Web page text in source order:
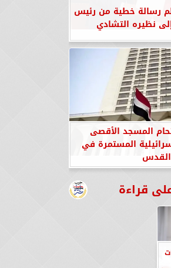
رسالة خطية من رئيس
نظيره التشادي
المسجد الأقصى
المستمرة في
القدس
قراءة